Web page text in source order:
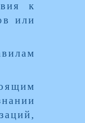
к
или